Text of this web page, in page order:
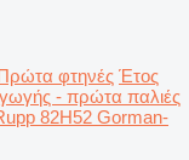
φτηνές Έτος
- πρώτα παλιές